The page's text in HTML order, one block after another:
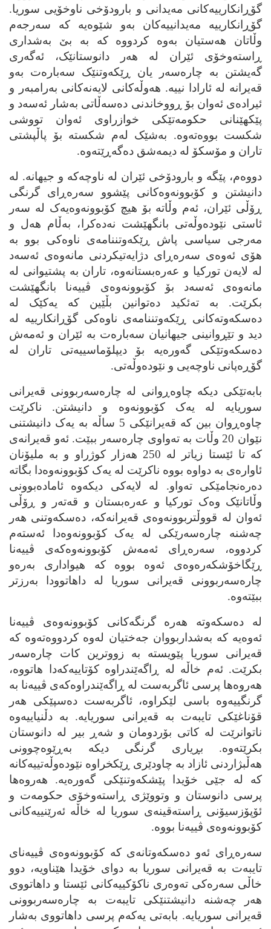
گۆڕانکارییه‌کانی مه‌یدانی و بارودۆخی ناوخۆیی سوریا.
گۆڕانکارییه‌ مه‌یدانییه‌کان به‌و شێوه‌یه‌ که‌ سه‌رجه‌م
وڵاتان هه‌ستیان به‌وه‌ کردووه‌ که‌ به‌ بێ به‌شداری
ڕاسته‌وخۆی ئێران له‌ هه‌ر دانوستانێک، ئه‌گه‌ری
گه‌یشتن به‌ چاره‌سه‌ر یان ڕێکه‌وتنێک سه‌باره‌ت به‌و
قه‌یرانه‌ له‌ ئارادا نییه‌. هه‌وڵه‌کانی لایه‌نه‌کانی به‌رامبه‌ر و
ئیراده‌ی ئه‌وان بۆ ڕووخاندنی ده‌سه‌ڵاتی به‌شار ئه‌سه‌د و
پێکهێنانی حکومه‌تێکی خوازراوی ئه‌وان تووشی
شکست بووه‌ته‌وه‌. به‌شێک له‌م شکسته‌ بۆ پاڵپشتی
تاران و مۆسکۆ له‌ دیمه‌شق ده‌گه‌ڕێته‌وه‌.
دووه‌م، پێگه‌ و بارودۆخی ئێران له‌ ناوچه‌که‌ و جیهانه‌. له‌
دانیشتن و کۆبوونه‌وه‌کانی پێشوو سه‌ره‌ڕای گرنگی
ڕۆڵی ئێران، ئه‌م وڵاته‌ بۆ هیچ کۆبوونه‌وه‌یه‌ک له‌ سه‌ر
ئاستی نێوده‌وڵه‌تی بانگهێشت نه‌ده‌کرا، به‌ڵام هه‌ل و
مه‌رجی سیاسی پاش ڕێکه‌وتننامه‌ی ناوه‌کی بوو به‌
هۆی ئه‌وه‌ی سه‌ره‌ڕای دژایه‌تیکردنی مانه‌وه‌ی ئه‌سه‌د
له‌ لایه‌ن تورکیا و عه‌ره‌بستانه‌وه‌، تاران به‌ پشتیوانی له‌
مانه‌وه‌ی ئه‌سه‌د بۆ کۆبوونه‌وه‌ی ڤییه‌نا بانگهێشت
بکرێت. به‌ ته‌ئکید ده‌توانین بڵێین که‌ یه‌کێک له‌
ده‌سکه‌وته‌کانی ڕێکه‌وتننامه‌ی ناوه‌کی گۆڕانکارییه‌ له‌
دید و تێڕوانینی جیهانیان‌ سه‌باره‌ت به‌ ئێران و ئه‌مه‌ش
ده‌سکه‌وتێکی گه‌وره‌یه‌ بۆ دیپلۆماسییه‌تی تاران له‌
گۆڕه‌پانی ناوچه‌یی و نێوده‌وڵه‌تی.
بابه‌تێکی دیکه‌ چاوه‌ڕوانی له‌ چاره‌سه‌ربوونی قه‌یرانی
سوریایه‌ له‌ یه‌ک کۆبوونه‌وه‌ و دانیشتن. ناکرێت
چاوه‌ڕوان بین که‌ قه‌یرانێکی 5 ساڵه‌ به‌ یه‌ک دانیشتنی
نێوان 20 وڵات به‌ ته‌واوی چاره‌سه‌ر ببێت. ئه‌و قه‌یرانه‌ی
که‌ تا ئێستا زیاتر له‌ 250 هه‌زار کوژراو و به‌ ملیۆنان
ئاواره‌ی به‌ دواوه‌ بووه‌ ناکرێت له‌ یه‌ک کۆبوونه‌وه‌دا بگاته‌
ده‌ره‌نجامێکی ته‌واو. له‌ لایه‌کی دیکه‌وه‌ ئاماده‌بوونی
وڵاتانێک وه‌ک تورکیا و عه‌ره‌بستان و قه‌ته‌ر و ڕۆڵی
ئه‌وان له‌ قووڵتربوونه‌وه‌ی قه‌یرانه‌که‌، ده‌سکه‌وتنی هه‌ر
چه‌شنه‌ چاره‌سه‌رێکی له‌ یه‌ک کۆبوونه‌وه‌دا ئه‌سته‌م
کردووه‌، سه‌ره‌ڕای ئه‌مه‌ش کۆبوونه‌وه‌که‌ی ڤییه‌نا
ڕێگاخۆشکه‌ره‌وه‌ی ئه‌وه‌ بووه‌ که‌ هیواداری به‌ره‌و
چاره‌سه‌ربوونی قه‌یرانی سوریا له‌ داهاتوودا به‌رزتر
ببێته‌وه‌.
له‌ ده‌سکه‌وته‌ هه‌ره‌ گرنگه‌کانی کۆبوونه‌وه‌ی ڤییه‌نا
ئه‌وه‌یه‌ که‌ به‌شداربووان جه‌ختیان له‌وه‌ کردووه‌ته‌وه‌ که‌
قه‌یرانی سوریا پێویسته‌ به‌ زووترین کات چاره‌سه‌ر
بکرێت. ئه‌م خاڵه‌ له‌ ڕاگه‌ێندراوه‌ کۆتاییه‌که‌دا هاتووه‌،
هه‌روه‌ها پرسی ئاگربه‌ست له‌ ڕاگه‌ێندراوه‌که‌ی ڤییه‌نا به‌
گرنگییه‌وه‌ باسی لێکراوه‌، ئاگربه‌ست ده‌سپێکی هه‌ر
قۆناغێکی تایبه‌ت به‌ قه‌یرانی سوریایه‌. به‌ دڵنیاییه‌وه‌
ناتوانرێت له‌ کاتی بۆردومان و شه‌ڕ بیر له‌ دانوستان
بکرێته‌وه‌. بڕیاری گرنگی دیکه‌ به‌ڕێوه‌چوونی
هه‌ڵبژاردنی ئازاد به‌ چاودێری ڕێکخراوه‌ نێوده‌وڵه‌تییه‌کانه‌
که‌ له‌ جێی خۆیدا پێشکه‌وتنێکی گه‌وره‌یه‌. هه‌روه‌ها
پرسی دانوستان و وتووێژی ڕاسته‌وخۆی حکومه‌ت و
ئۆپۆزسیۆنی ڕاسته‌قینه‌ی سوریا له‌ خاڵه‌ ئه‌رێنییه‌کانی
کۆبوونه‌وه‌ی ڤییه‌نا بووه‌.
سه‌ره‌ڕای ئه‌و ده‌سکه‌وتانه‌ی که‌ کۆبوونه‌وه‌ی ڤییه‌نای
تایبه‌ت به‌ قه‌یرانی سوریا به‌ دوای خۆیدا هێناویه‌، دوو
خاڵی سه‌ره‌کی ته‌وه‌ری ناکۆکییه‌کانی ئێستا و داهاتووی
هه‌ر چه‌شنه‌ دانیشتنێکی تایبه‌ت به‌ چاره‌سه‌ربوونی
قه‌یرانی سوریایه‌. بابه‌تی یه‌که‌م پرسی داهاتووی به‌شار